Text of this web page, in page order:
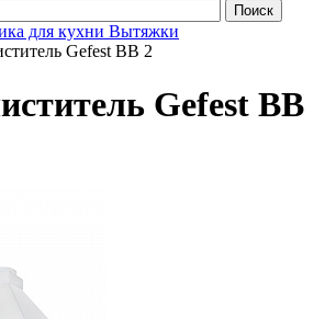
для кухни Вытяжки
Gefest ВВ 2
Gefest ВВ